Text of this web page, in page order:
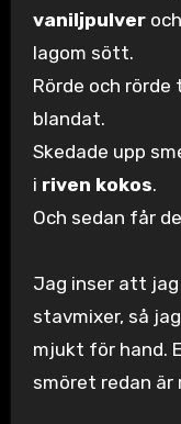
vaniljpulveroch
lagom sött.
Rörde och
blandat.
Skedade upp
i riven kokos.
Och sedan får
Jag inser att
stavmixer, så
mjukt för hand.
smöret redan